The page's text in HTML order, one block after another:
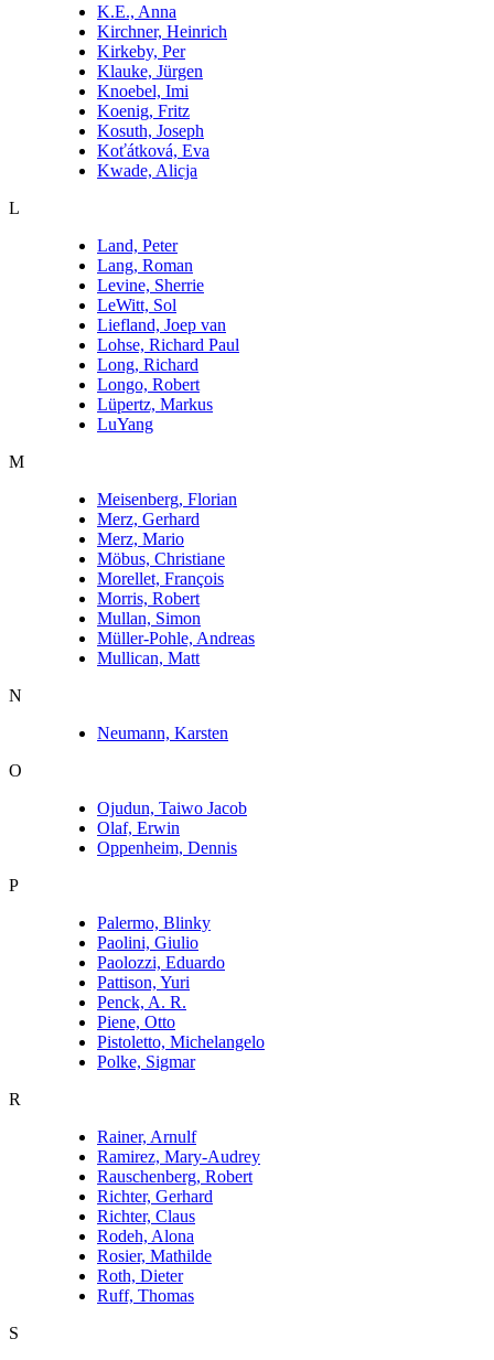
K.E., Anna
Kirchner, Heinrich
Kirkeby, Per
Klauke, Jürgen
Knoebel, Imi
Koenig, Fritz
Kosuth, Joseph
Koťátková, Eva
Kwade, Alicja
L
Land, Peter
Lang, Roman
Levine, Sherrie
LeWitt, Sol
Liefland, Joep van
Lohse, Richard Paul
Long, Richard
Longo, Robert
Lüpertz, Markus
LuYang
M
Meisenberg, Florian
Merz, Gerhard
Merz, Mario
Möbus, Christiane
Morellet, François
Morris, Robert
Mullan, Simon
Müller-Pohle, Andreas
Mullican, Matt
N
Neumann, Karsten
O
Ojudun, Taiwo Jacob
Olaf, Erwin
Oppenheim, Dennis
P
Palermo, Blinky
Paolini, Giulio
Paolozzi, Eduardo
Pattison, Yuri
Penck, A. R.
Piene, Otto
Pistoletto, Michelangelo
Polke, Sigmar
R
Rainer, Arnulf
Ramirez, Mary-Audrey
Rauschenberg, Robert
Richter, Gerhard
Richter, Claus
Rodeh, Alona
Rosier, Mathilde
Roth, Dieter
Ruff, Thomas
S